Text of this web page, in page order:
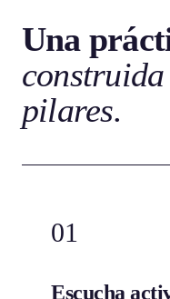
Una
pilares.
01
Escucha